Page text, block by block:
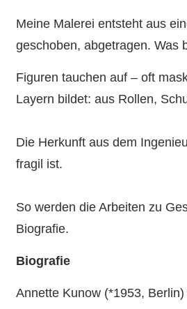
Meine Malerei entsteht aus
geschoben, abgetragen. Was
Figuren tauchen auf – oft
Layern bildet: aus Rollen,
Die Herkunft aus dem
fragil ist.
So werden die Arbeiten zu
Biografie.
Biografie
Annette Kunow (*1953,